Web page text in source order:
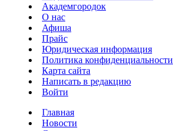
Академгородок
О нас
Афиша
Прайс
Юридическая информация
Политика конфиденциальности
Карта сайта
Написать в редакцию
Войти
Главная
Новости